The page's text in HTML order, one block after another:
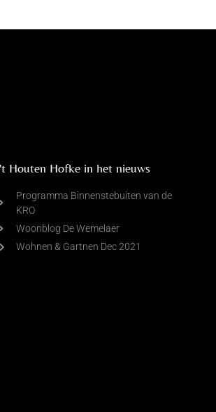
't Houten Hofke in het nieuws
Programma Binnenstebuiten van de
KRO
Woonblog De Wemelaer
Wohnen & Gartnen Dec 2021